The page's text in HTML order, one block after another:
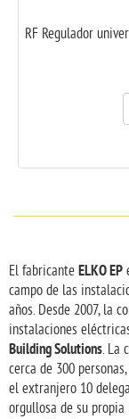
RF Regulador
El fabricante ELKO EP
campo de las
años. Desde 2007, la
instalaciones
Building Solutions. La
cerca de 300
el extranjero 10
orgullosa de su propia